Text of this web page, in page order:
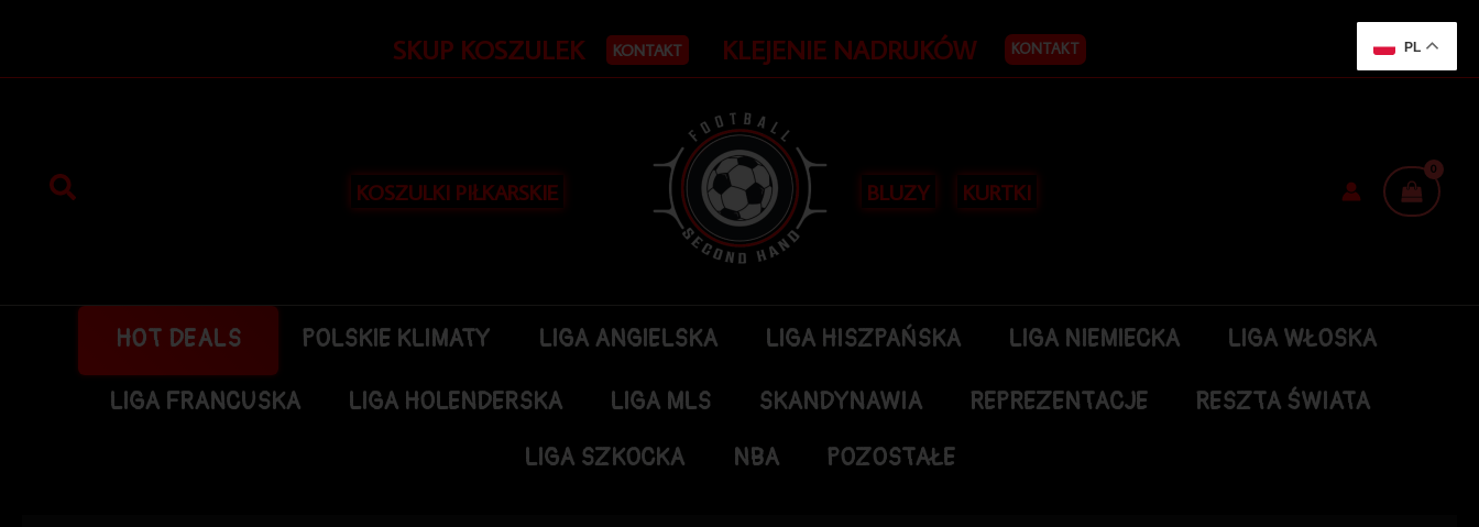
treści
SKUP KOSZULEK KONTAKT KLEJENIE NADRUKÓW KONTAKT
KOSZULKI PIŁKARSKIE BLUZY KURTKI
HOT DEALS POLSKIE KLIMATY LIGA ANGIELSKA LIGA HISZPAŃSKA LIGA NIEMIECKA LIGA WŁOSKA
LIGA FRANCUSKA LIGA HOLENDERSKA LIGA MLS SKANDYNAWIA REPREZENTACJE
RESZTA ŚWIATA
LIGA SZKOCKA
NBA POZOSTAŁE
PL